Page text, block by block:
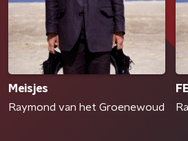
Meisjes
Raymond van het Groenewoud